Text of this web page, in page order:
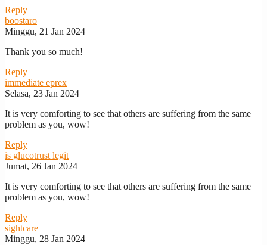
Reply
boostaro
Minggu, 21 Jan 2024
Thank you so much!
Reply
immediate eprex
Selasa, 23 Jan 2024
It is very comforting to see that others are suffering from the same
problem as you, wow!
Reply
is glucotrust legit
Jumat, 26 Jan 2024
It is very comforting to see that others are suffering from the same
problem as you, wow!
Reply
sightcare
Minggu, 28 Jan 2024